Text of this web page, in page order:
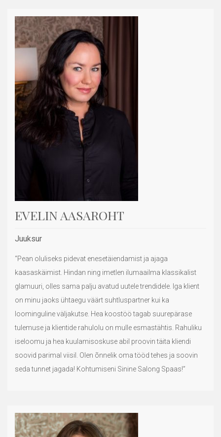
EVELIN AASAROHT
Juuksur
“Pean oluliseks pidevat enesetäiendamist ja ajaga
kaasaskäimist. Hindan ning imetlen ilumaailma klassikalist
glamuuri, olles sama palju avatud uutele trendidele. Iga klient
on minu jaoks ühtaegu väärt suhtluspartner kui ka
loominguline väljakutse. Hea koostöö tagab suurepärase
tulemuse ja klientide rahulolu on mulle esmastähtis. Rahuliku
iseloomu ja hea kuulamisoskuse abil proovin täita kliendi
soovid parimal viisil. Olen õnnelik oma tööd tehes ja soovin
seda tunnet jagada! Kohtumiseni Sinine Salong Spaas!”